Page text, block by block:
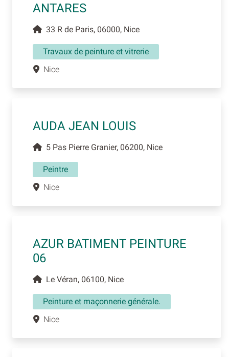
ANTARES
33 R de Paris, 06000, Nice
Travaux de peinture et vitrerie
Nice
AUDA JEAN LOUIS
5 Pas Pierre Granier, 06200, Nice
Peintre
Nice
AZUR BATIMENT PEINTURE
06
Le Véran, 06100, Nice
Peinture et maçonnerie générale.
Nice